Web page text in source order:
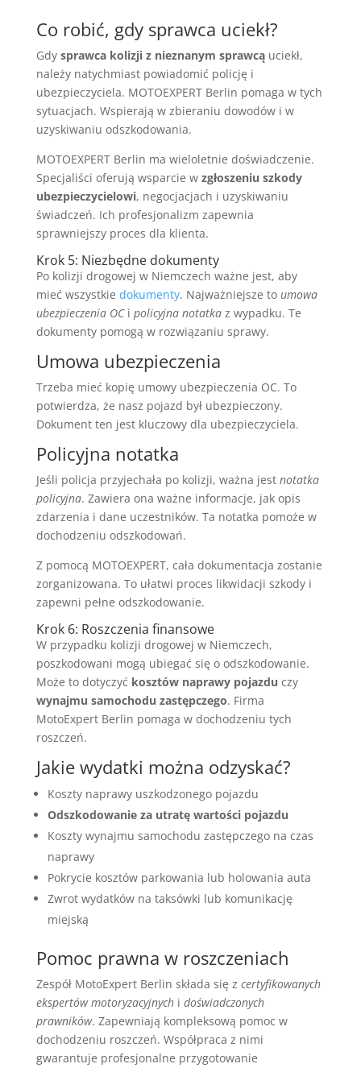
Co robić, gdy sprawca uciekł?
Gdy sprawca kolizji z nieznanym sprawcąuciekł,
należy natychmiast powiadomić policję i
ubezpieczyciela. MOTOEXPERT Berlin pomaga w tych
sytuacjach. Wspierają w zbieraniu dowodów i w
uzyskiwaniu odszkodowania.
MOTOEXPERT Berlin ma wieloletnie doświadczenie.
Specjaliści oferują wsparcie w zgłoszeniu szkody
ubezpieczycielowi, negocjacjach i uzyskiwaniu
świadczeń. Ich profesjonalizm zapewnia
sprawniejszy proces dla klienta.
Krok 5: Niezbędne dokumenty
Po kolizji drogowej w Niemczech ważne jest, aby
mieć wszystkie dokumenty. Najważniejsze to umowa
ubezpieczenia OCi policyjna notatkaz wypadku. Te
dokumenty pomogą w rozwiązaniu sprawy.
Umowa ubezpieczenia
Trzeba mieć kopię umowy ubezpieczenia OC. To
potwierdza, że nasz pojazd był ubezpieczony.
Dokument ten jest kluczowy dla ubezpieczyciela.
Policyjna notatka
Jeśli policja przyjechała po kolizji, ważna jest notatka
policyjna. Zawiera ona ważne informacje, jak opis
zdarzenia i dane uczestników. Ta notatka pomoże w
dochodzeniu odszkodowań.
Z pomocą MOTOEXPERT, cała dokumentacja zostanie
zorganizowana. To ułatwi proces likwidacji szkody i
zapewni pełne odszkodowanie.
Krok 6: Roszczenia finansowe
W przypadku kolizji drogowej w Niemczech,
poszkodowani mogą ubiegać się o odszkodowanie.
Może to dotyczyć kosztów naprawy pojazdu czy
wynajmu samochodu zastępczego. Firma
MotoExpert Berlin pomaga w dochodzeniu tych
roszczeń.
Jakie wydatki można odzyskać?
Koszty naprawy uszkodzonego pojazdu
Odszkodowanie za utratę wartości pojazdu
Koszty wynajmu samochodu zastępczego na czas
naprawy
Pokrycie kosztów parkowania lub holowania auta
Zwrot wydatków na taksówki lub komunikację
miejską
Pomoc prawna w roszczeniach
Zespół MotoExpert Berlin składa się z certyfikowanych
ekspertów motoryzacyjnychi doświadczonych
prawników. Zapewniają kompleksową pomoc w
dochodzeniu roszczeń. Współpraca z nimi
gwarantuje profesjonalne przygotowanie